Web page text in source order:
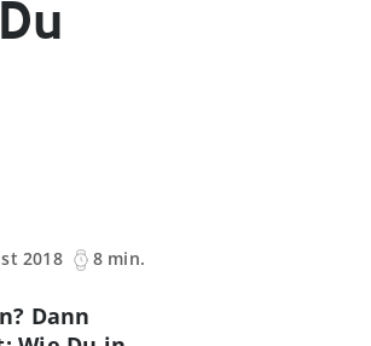
2018
8 min.
Dann